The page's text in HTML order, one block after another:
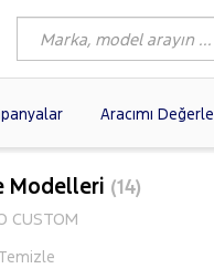
Aracımı Değerle
FIAT
(56)
Modelleri (14)
CUSTOM